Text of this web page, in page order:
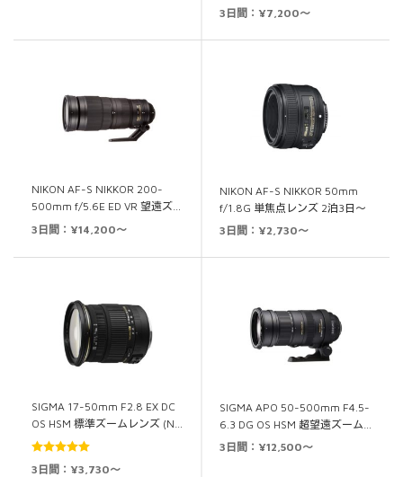
5段階中
3日間：¥7,200～
NIKON AF-S NIKKOR 200-
500mm f/5.6E ED VR 望遠ズ…
3日間：¥14,200～
NIKON AF-S NIKKOR 50mm
f/1.8G 単焦点レンズ 2泊3日～
3日間：¥2,730～
SIGMA 17-50mm F2.8 EX DC
OS HSM 標準ズームレンズ (N…
5段階中
3日間：¥3,730～
SIGMA APO 50-500mm F4.5-
6.3 DG OS HSM 超望遠ズーム…
3日間：¥12,500～